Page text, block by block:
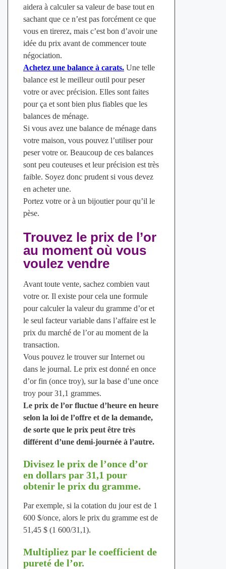
aidera à calculer sa valeur de base tout en
sachant que ce n’est pas forcément ce que
vous en tirerez, mais c’est bon d’avoir une
idée du prix avant de commencer toute
négociation.
Achetez une balance à carats. Une telle
balance est le meilleur outil pour peser
votre or avec précision. Elles sont faites
pour ça et sont bien plus fiables que les
balances de ménage.
Si vous avez une balance de ménage dans
votre maison, vous pouvez l’utiliser pour
peser votre or. Beaucoup de ces balances
sont peu couteuses et leur précision est très
faible. Soyez donc prudent si vous devez
en acheter une.
Portez votre or à un bijoutier pour qu’il le
pèse.
Trouvez le prix de l’or
au moment où vous
voulez vendre
Avant toute vente, sachez combien vaut
votre or. Il existe pour cela une formule
pour calculer la valeur du gramme d’or et
le seul facteur variable dans l’affaire est le
prix du marché de l’or au moment de la
transaction.
Vous pouvez le trouver sur Internet ou
dans le journal. Le prix est donné en once
d’or fin (once troy), sur la base d’une once
troy pour 31,1 grammes.
Le prix de l’or fluctue d’heure en heure
selon la loi de l’offre et de la demande,
de sorte que le prix peut être très
différent d’une demi-journée à l’autre.
Divisez le prix de l’once d’or
en dollars par 31,1 pour
obtenir le prix du gramme.
Par exemple, si la cotation du jour est de 1
600 $/once, alors le prix du gramme est de
51,45 $ (1 600/31,1).
Multipliez par le coefficient de
pureté de l’or.